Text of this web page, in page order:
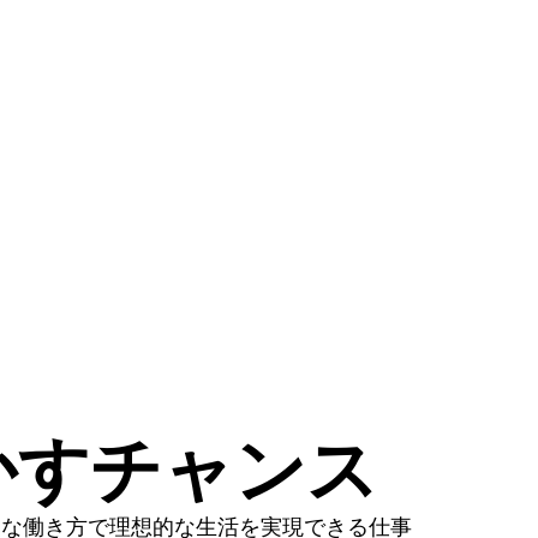
チャンス
働き方で理想的な生活を実現できる仕事